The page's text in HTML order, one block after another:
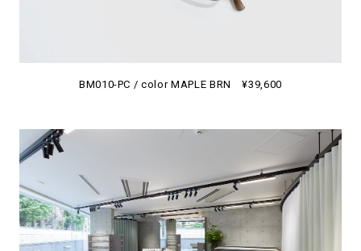
BM010-PC / color MAPLE BRN ¥39,600